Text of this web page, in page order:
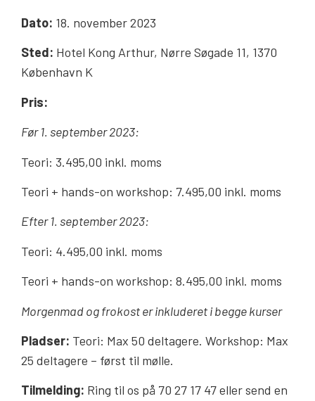
Dato: 18. november 2023
Sted: Hotel Kong Arthur, Nørre Søgade 11, 1370
København K
Pris:
Før 1. september 2023:
Teori: 3.495,00 inkl. moms
Teori + hands-on workshop: 7.495,00 inkl. moms
Efter 1. september 2023:
Teori: 4.495,00 inkl. moms
Teori + hands-on workshop: 8.495,00 inkl. moms
Morgenmad og frokost er inkluderet i begge kurser
Pladser: Teori: Max 50 deltagere. Workshop: Max
25 deltagere – først til mølle.
Tilmelding: Ring til os på 70 27 17 47 eller send en